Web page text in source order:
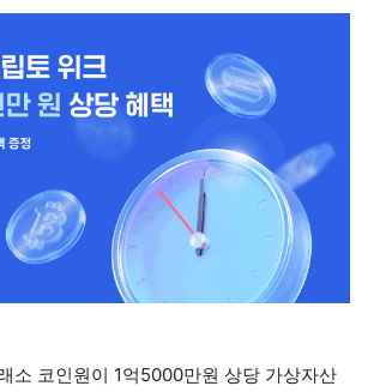
소 코인원이 1억5000만원 상당 가상자산